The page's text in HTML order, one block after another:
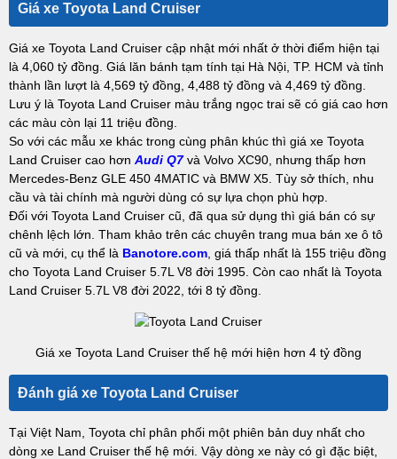
Giá xe Toyota Land Cruiser
Giá xe Toyota Land Cruiser cập nhật mới nhất ở thời điểm hiện tại
là 4,060 tỷ đồng. Giá lăn bánh tạm tính tại Hà Nội, TP. HCM và tỉnh
thành lần lượt là 4,569 tỷ đồng, 4,488 tỷ đồng và 4,469 tỷ đồng.
Lưu ý là Toyota Land Cruiser màu trắng ngọc trai sẽ có giá cao hơn
các màu còn lại 11 triệu đồng.
So với các mẫu xe khác trong cùng phân khúc thì giá xe Toyota
Land Cruiser cao hơn Audi Q7và Volvo XC90, nhưng thấp hơn
Mercedes-Benz GLE 450 4MATIC và BMW X5. Tùy sở thích, nhu
cầu và tài chính mà người dùng có sự lựa chọn phù hợp.
Đối với Toyota Land Cruiser cũ, đã qua sử dụng thì giá bán có sự
chênh lệch lớn. Tham khảo trên các chuyên trang mua bán xe ô tô
cũ và mới, cụ thể là Banotore.com , giá thấp nhất là 155 triệu đồng
cho Toyota Land Cruiser 5.7L V8 đời 1995. Còn cao nhất là Toyota
Land Cruiser 5.7L V8 đời 2022, tới 8 tỷ đồng.
Giá xe Toyota Land Cruiser thế hệ mới hiện hơn 4 tỷ đồng
Đánh giá xe Toyota Land Cruiser
Tại Việt Nam, Toyota chỉ phân phối một phiên bản duy nhất cho
dòng xe Land Cruiser thế hệ mới. Vậy dòng xe này có gì đặc biệt,